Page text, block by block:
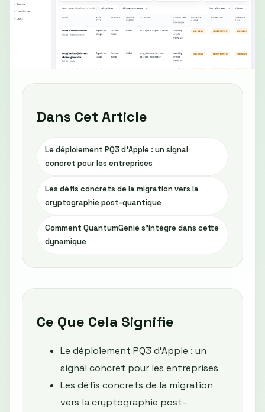
Dans Cet Article
Le déploiement PQ3 d’Apple : un signal
concret pour les entreprises
Les défis concrets de la migration vers la
cryptographie post-quantique
Comment QuantumGenie s’intègre dans cette
dynamique
Ce Que Cela Signifie
Le déploiement PQ3 d’Apple : un
signal concret pour les entreprises
Les défis concrets de la migration
vers la cryptographie post-